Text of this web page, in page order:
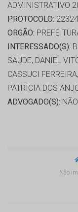
ADMINISTRATIVO
PROTOCOLO:
ORGÃO:
INTERESSADO(S):
SAUDE, DANIEL
CASSUCI
PATRICIA DOS
ADVOGADO(S):
Não